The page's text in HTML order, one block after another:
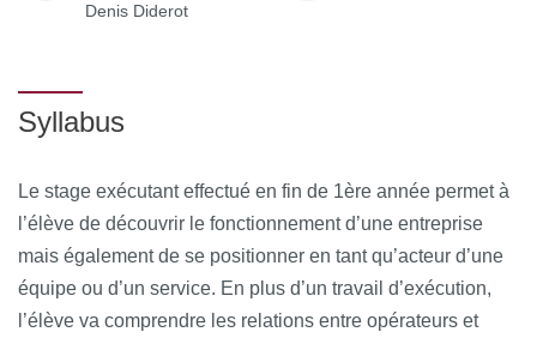
Denis Diderot
Syllabus
Le stage exécutant effectué en fin de 1ère année permet à
l’élève de découvrir le fonctionnement d’une entreprise
mais également de se positionner en tant qu’acteur d’une
équipe ou d’un service. En plus d’un travail d’exécution,
l’élève va comprendre les relations entre opérateurs et